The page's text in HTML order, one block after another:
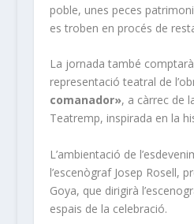
poble, unes peces
es troben en procés de
La jornada també
representació teatral de
comanador», a càrrec de
Teatremp, inspirada en la
L’ambientació de
l’escenògraf Josep Rosell,
Goya, que dirigirà
espais de la celebració.